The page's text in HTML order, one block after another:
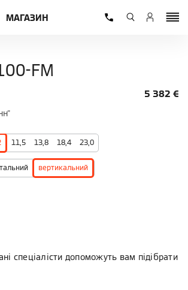
МАГАЗИН
FM
5 382 €
11,5 13,8 18,4 23,0
вертикальний
спеціалісти допоможуть вам підібрати